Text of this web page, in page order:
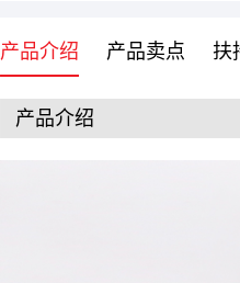
产品介绍 产品卖点 扶
产品介绍